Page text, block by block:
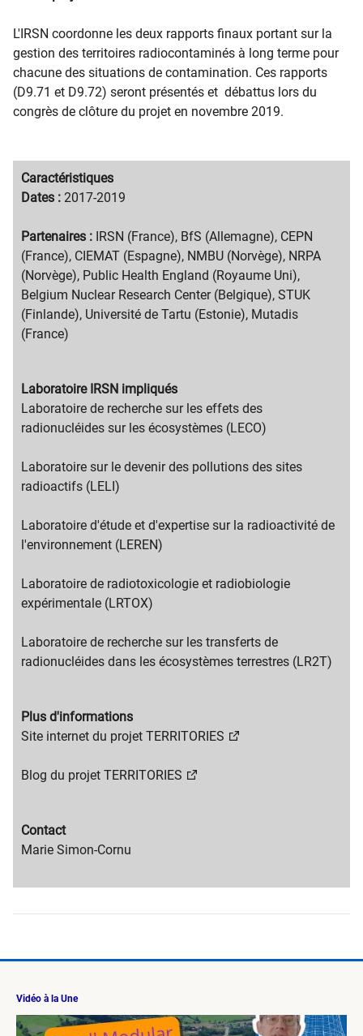
L'IRSN coordonne les deux rapports finaux portant sur la
gestion des territoires radiocontaminés à long terme pour
chacune des situations de contamination. Ces rapports
(D9.71 et D9.72) seront présentés et débattus lors du
congrès de clôture du projet en novembre 2019.
Migration
content
Caractéristiques
Migration
text
Dates : 2017-2019
Partenaires : IRSN (France), BfS (Allemagne), CEPN
(France), CIEMAT (Espagne), NMBU (Norvège), NRPA
(Norvège), Public Health England (Royaume Uni),
Belgium Nuclear Research Center (Belgique), STUK
(Finlande), Université de Tartu (Estonie), Mutadis
(France)
Migration
content
title
Laboratoire IRSN impliqués
Migration
content
Laboratoire de recherche sur les effets des
radionucléides sur les écosystèmes (LECO)
Laboratoire sur le devenir des pollutions des sites
radioactifs (LELI)
Laboratoire d'étude et d'expertise sur la radioactivité de
l'environnement (LEREN)
Laboratoire de radiotoxicologie et radiobiologie
expérimentale (LRTOX)
Laboratoire de recherche sur les transferts de
radionucléides dans les écosystèmes terrestres (LR2T)
Migration
content
Plus d'informations
Migration
text
​Site internet du projet TERRITORIES
Blog du projet TERRITORIES
Migration
content
Contact
Migration
text
Marie Simon-Cornu
Vidéo à la Une